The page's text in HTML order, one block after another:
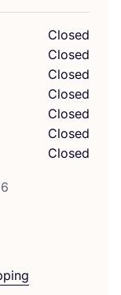
Closed
Closed
Closed
Closed
Closed
Closed
Closed